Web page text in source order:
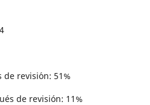
revisi´on: 51%
de revisión: 11%